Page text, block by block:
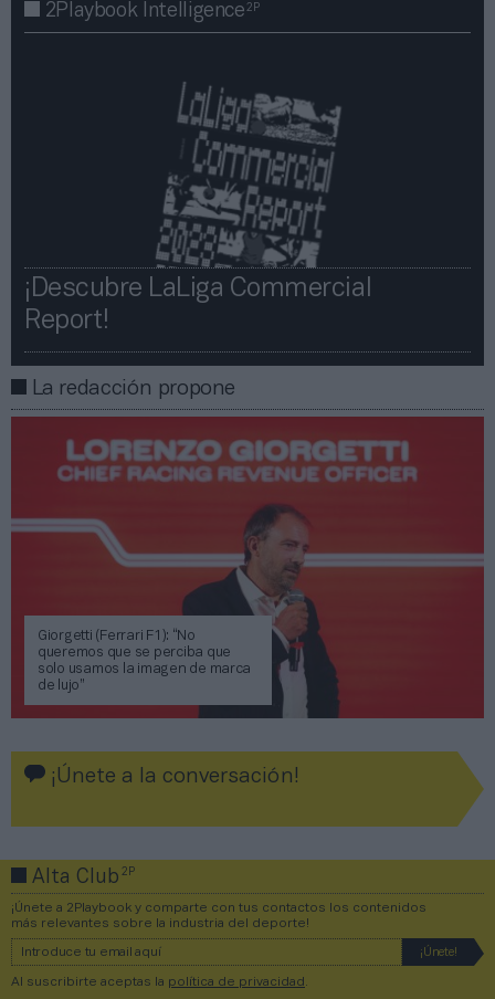
2Playbook Intelligence2P
¡Descubre LaLiga Commercial
Report!​​
La redacción propone
Giorgetti (Ferrari F1): “No
queremos que se perciba que
solo usamos la imagen de marca
de lujo”
¡Únete a la conversación!
Alta Club2P
¡Únete a 2Playbook y comparte con tus contactos los contenidos
más relevantes sobre la industria del deporte!
Al suscribirte aceptas la política de privacidad